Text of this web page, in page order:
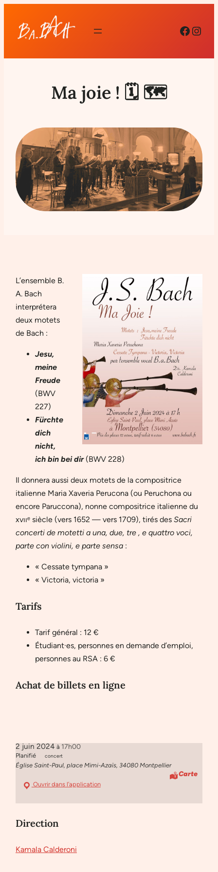
Ma joie ! 🗓 🗺
L’ensemble B.
A. Bach
interprétera
deux motets
de Bach :
Jesu,
meine
Freude
(BWV
227)
Fürchte
dich
nicht,
ich bin bei dir (BWV 228)
Il donnera aussi deux motets de la compositrice
italienne Maria Xaveria Perucona (ou Peruchona ou
encore Paruccona), nonne compositrice italienne du
xvııᵉ siècle (vers 1652 — vers 1709), tirés des Sacri
concerti de motetti a una, due, tre , e quattro voci,
parte con violini, e parte sensa :
« Cessate tympana »
« Victoria, victoria »
Tarifs
Tarif général : 12 €
Étudiant·es, personnes en demande d’emploi,
personnes au RSA : 6 €
Achat de billets en ligne
2 juin 2024 à 17h00
Planifié concert
Église Saint-Paul, place Mimi-Azaïs, 34080 Montpellier
Carte
Ouvrir dans l’application
Direction
Kamala Calderoni